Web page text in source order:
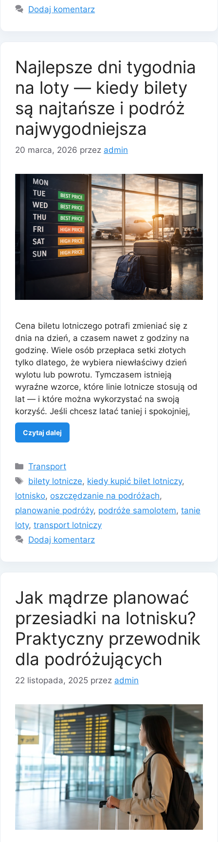
Dodaj komentarz
Najlepsze dni tygodnia
na loty — kiedy bilety
są najtańsze i podróż
najwygodniejsza
20 marca, 2026 przez admin
Cena biletu lotniczego potrafi zmieniać się z
dnia na dzień, a czasem nawet z godziny na
godzinę. Wiele osób przepłaca setki złotych
tylko dlatego, że wybiera niewłaściwy dzień
wylotu lub powrotu. Tymczasem istnieją
wyraźne wzorce, które linie lotnicze stosują od
lat — i które można wykorzystać na swoją
korzyść. Jeśli chcesz latać taniej i spokojniej,
Czytaj dalej
Kategorie
Transport
Tagi
bilety lotnicze, kiedy kupić bilet lotniczy,
lotnisko, oszczędzanie na podróżach,
planowanie podróży, podróże samolotem, tanie
loty, transport lotniczy
Dodaj komentarz
Jak mądrze planować
przesiadki na lotnisku?
Praktyczny przewodnik
dla podróżujących
22 listopada, 2025 przez admin